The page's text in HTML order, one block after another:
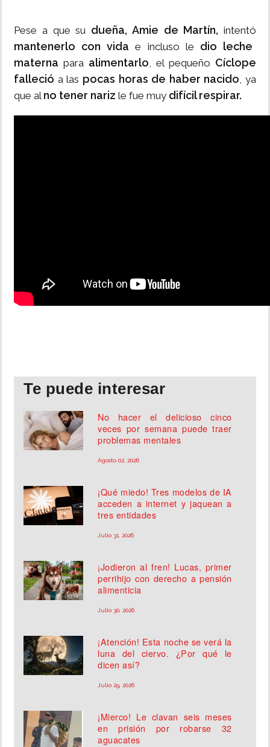
Pese a que su dueña, Amie de Martín, intentó
mantenerlo con vidae incluso le dio leche
materna para alimentarlo, el pequeño Cíclope
falleció a las pocas horas de haber nacido, ya
que al no tener nariz le fue muy difícil respirar.
Te puede interesar
No hacer el delicioso cinco
veces por semana puede traer
problemas mentales
Agosto 02, 2026
¡Qué miedo! Tres modelos de IA
acceden a internet y jaquean a
tres entidades
Julio 31, 2026
¡Jodieron al fren! Lucas, primer
perrihijo con derecho a pensión
alimenticia
Julio 30, 2026
¡Atención! Esta noche se verá la
luna del ciervo. ¿Por qué le
dicen así?
Julio 29, 2026
¡Mierco! Le clavan seis meses
en prisión por robarse 32
aguacates